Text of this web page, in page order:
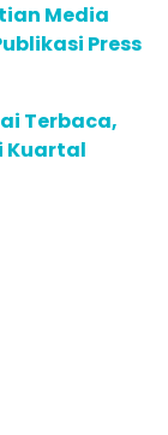
Media
Press
Terbaca,
Kuartal